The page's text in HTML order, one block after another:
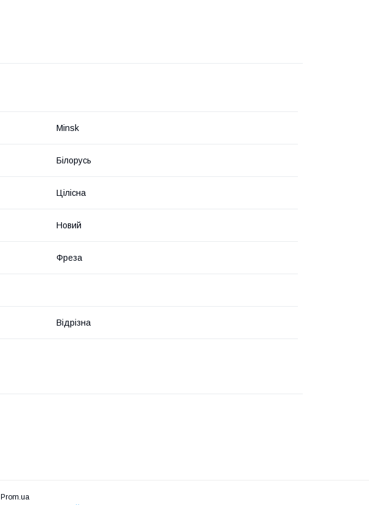
Minsk
Білорусь
Цілісна
Новий
Фреза
Відрізна
Prom.ua